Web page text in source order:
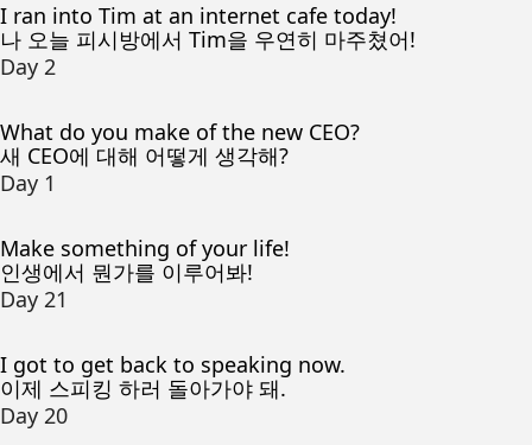
I ran into Tim at an internet cafe today!
나 오늘 피시방에서 Tim을 우연히 마주쳤어!
Day 2
What do you make of the new CEO?
새 CEO에 대해 어떻게 생각해?
Day 1
Make something of your life!
인생에서 뭔가를 이루어봐!
Day 21
I got to get back to speaking now.
이제 스피킹 하러 돌아가야 돼.
Day 20